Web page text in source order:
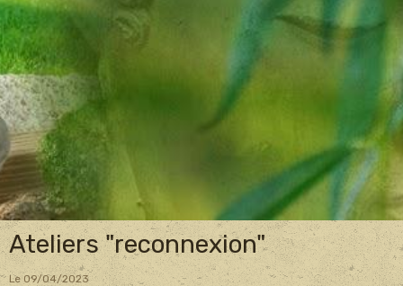
Ateliers "reconnexion"
Le 09/04/2023